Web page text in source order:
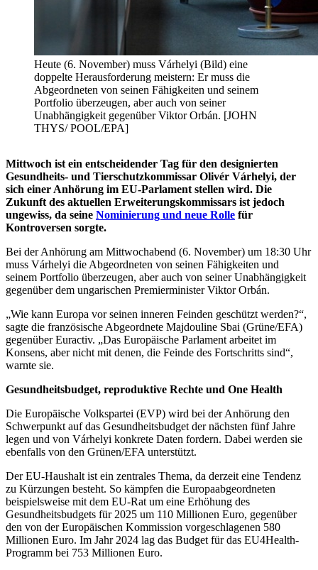
Heute (6. November) muss Várhelyi (Bild) eine
doppelte Herausforderung meistern: Er muss die
Abgeordneten von seinen Fähigkeiten und seinem
Portfolio überzeugen, aber auch von seiner
Unabhängigkeit gegenüber Viktor Orbán. [JOHN
THYS/ POOL/EPA]
Mittwoch ist ein entscheidender Tag für den designierten
Gesundheits- und Tierschutzkommissar Olivér Várhelyi, der
sich einer Anhörung im EU-Parlament stellen wird. Die
Zukunft des aktuellen Erweiterungskommissars ist jedoch
ungewiss, da seine Nominierung und neue Rolle für
Kontroversen sorgte.
Bei der Anhörung am Mittwochabend (6. November) um 18:30 Uhr
muss Várhelyi die Abgeordneten von seinen Fähigkeiten und
seinem Portfolio überzeugen, aber auch von seiner Unabhängigkeit
gegenüber dem ungarischen Premierminister Viktor Orbán.
„Wie kann Europa vor seinen inneren Feinden geschützt werden?“,
sagte die französische Abgeordnete Majdouline Sbai (Grüne/EFA)
gegenüber Euractiv. „Das Europäische Parlament arbeitet im
Konsens, aber nicht mit denen, die Feinde des Fortschritts sind“,
warnte sie.
Gesundheitsbudget, reproduktive Rechte und One Health
Die Europäische Volkspartei (EVP) wird bei der Anhörung den
Schwerpunkt auf das Gesundheitsbudget der nächsten fünf Jahre
legen und von Várhelyi konkrete Daten fordern. Dabei werden sie
ebenfalls von den Grünen/EFA unterstützt.
Der EU-Haushalt ist ein zentrales Thema, da derzeit eine Tendenz
zu Kürzungen besteht. So kämpfen die Europaabgeordneten
beispielsweise mit dem EU-Rat um eine Erhöhung des
Gesundheitsbudgets für 2025 um 110 Millionen Euro, gegenüber
den von der Europäischen Kommission vorgeschlagenen 580
Millionen Euro. Im Jahr 2024 lag das Budget für das EU4Health-
Programm bei 753 Millionen Euro.